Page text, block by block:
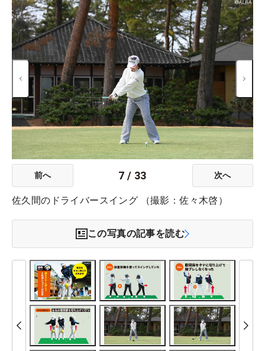
前へ 7 / 33 次へ
佐久間のドライバースイング （撮影：佐々木啓）
この写真の記事を読む